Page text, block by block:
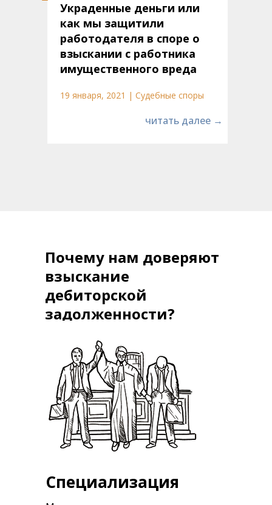
19 января, 2021 | Судебные споры
читать далее →
Украденные деньги или
как мы защитили
работодателя в споре о
взыскании с работника
имущественного вреда
Почему нам доверяют
взыскание
дебиторской
задолженности?
Специализация